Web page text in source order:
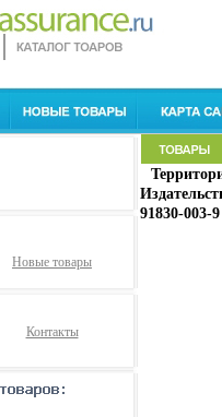
Новые товары
Контакты
91830-003-